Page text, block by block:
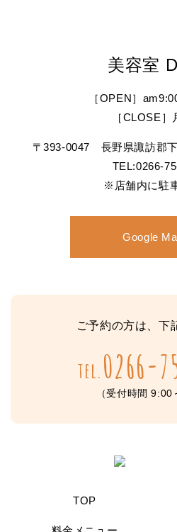
美容室
［OPEN］
［CLOSE］
〒393-0047 長野県諏訪郡
TEL:0266-
※店舗内に駐
Google
ご予約の方は、下
tel.0266-
（受付時間 9:00
TOP